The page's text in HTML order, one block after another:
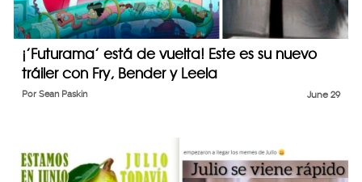
¡’Futurama’ está de vuelta! Este es su nuevo
tráiler con Fry, Bender y Leela
June 29
Por Sean Paskin